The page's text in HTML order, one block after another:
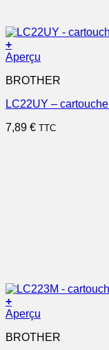
+
Aperçu
BROTHER
LC22UY –
7,89 € TTC
+
Aperçu
BROTHER